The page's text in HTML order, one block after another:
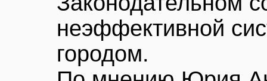
неэффективной
городом.